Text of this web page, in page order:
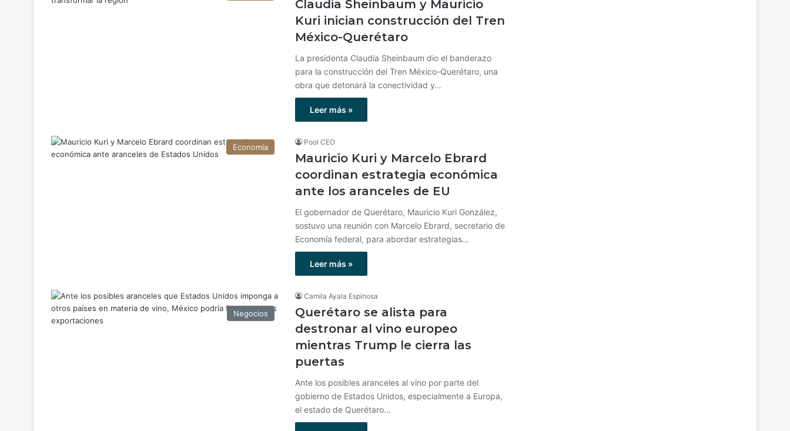
Claudia Sheinbaum y Mauricio
Kuri inician construcción del Tren
México-Querétaro
La presidenta Claudia Sheinbaum dio el banderazo
para la construcción del Tren México-Querétaro, una
obra que detonará la conectividad y…
Leer más »
Economía
Pool CEO
Mauricio Kuri y Marcelo Ebrard
coordinan estrategia económica
ante los aranceles de EU
El gobernador de Querétaro, Mauricio Kuri González,
sostuvo una reunión con Marcelo Ebrard, secretario de
Economía federal, para abordar estrategias…
Leer más »
Negocios
Camila Ayala Espinosa
Querétaro se alista para
destronar al vino europeo
mientras Trump le cierra las
puertas
Ante los posibles aranceles al vino por parte del
gobierno de Estados Unidos, especialmente a Europa,
el estado de Querétaro…